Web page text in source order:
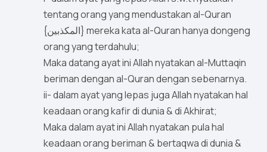
tentang orang yang mendustakan al-Quran
{المكذبين} mereka kata al-Quran hanya dongeng
orang yang terdahulu;
Maka datang ayat ini Allah nyatakan al-Muttaqin
beriman dengan al-Quran dengan sebenarnya.
ii- dalam ayat yang lepas juga Allah nyatakan hal
keadaan orang kafir di dunia & di Akhirat;
Maka dalam ayat ini Allah nyatakan pula hal
keadaan orang beriman & bertaqwa di dunia &